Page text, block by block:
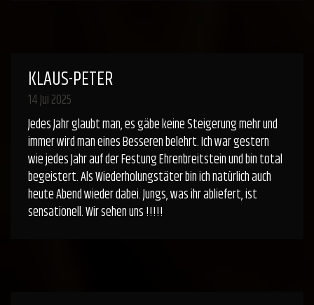
KLAUS-PETER
14 Jui 2025
Jedes Jahr glaubt man, es gäbe keine Steigerung mehr und
immer wird man eines Besseren belehrt. Ich war gestern
wie jedes Jahr auf der Festung Ehrenbreitstein und bin total
begeistert. Als Wiederholungstäter bin ich natürlich auch
heute Abend wieder dabei. Jungs, was ihr abliefert, ist
sensationell. Wir sehen uns !!!!!